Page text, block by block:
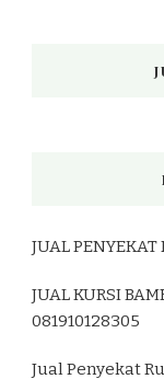
JUAL
JUAL KURSI
081910128305
Jual Penyekat